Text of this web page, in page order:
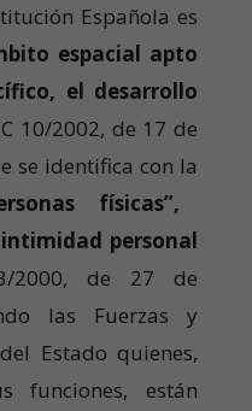
Española es
espacial apto
el desarrollo
10/2002, de 17 de
se identifica con la
físicas”,
personal
2000, de 27 de
las Fuerzas y
Estado quienes,
funciones, están